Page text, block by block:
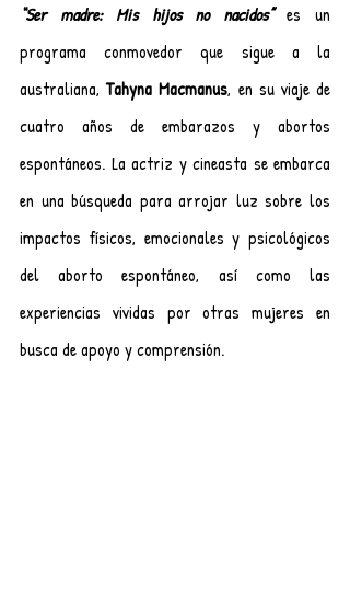
“Ser madre: Mis hijos no nacidos” es un
programa conmovedor que sigue a la
australiana, Tahyna Macmanus, en su viaje de
cuatro años de embarazos y abortos
espontáneos. La actriz y cineasta se embarca
en una búsqueda para arrojar luz sobre los
impactos físicos, emocionales y psicológicos
del aborto espontáneo, así como las
experiencias vividas por otras mujeres en
busca de apoyo y comprensión.